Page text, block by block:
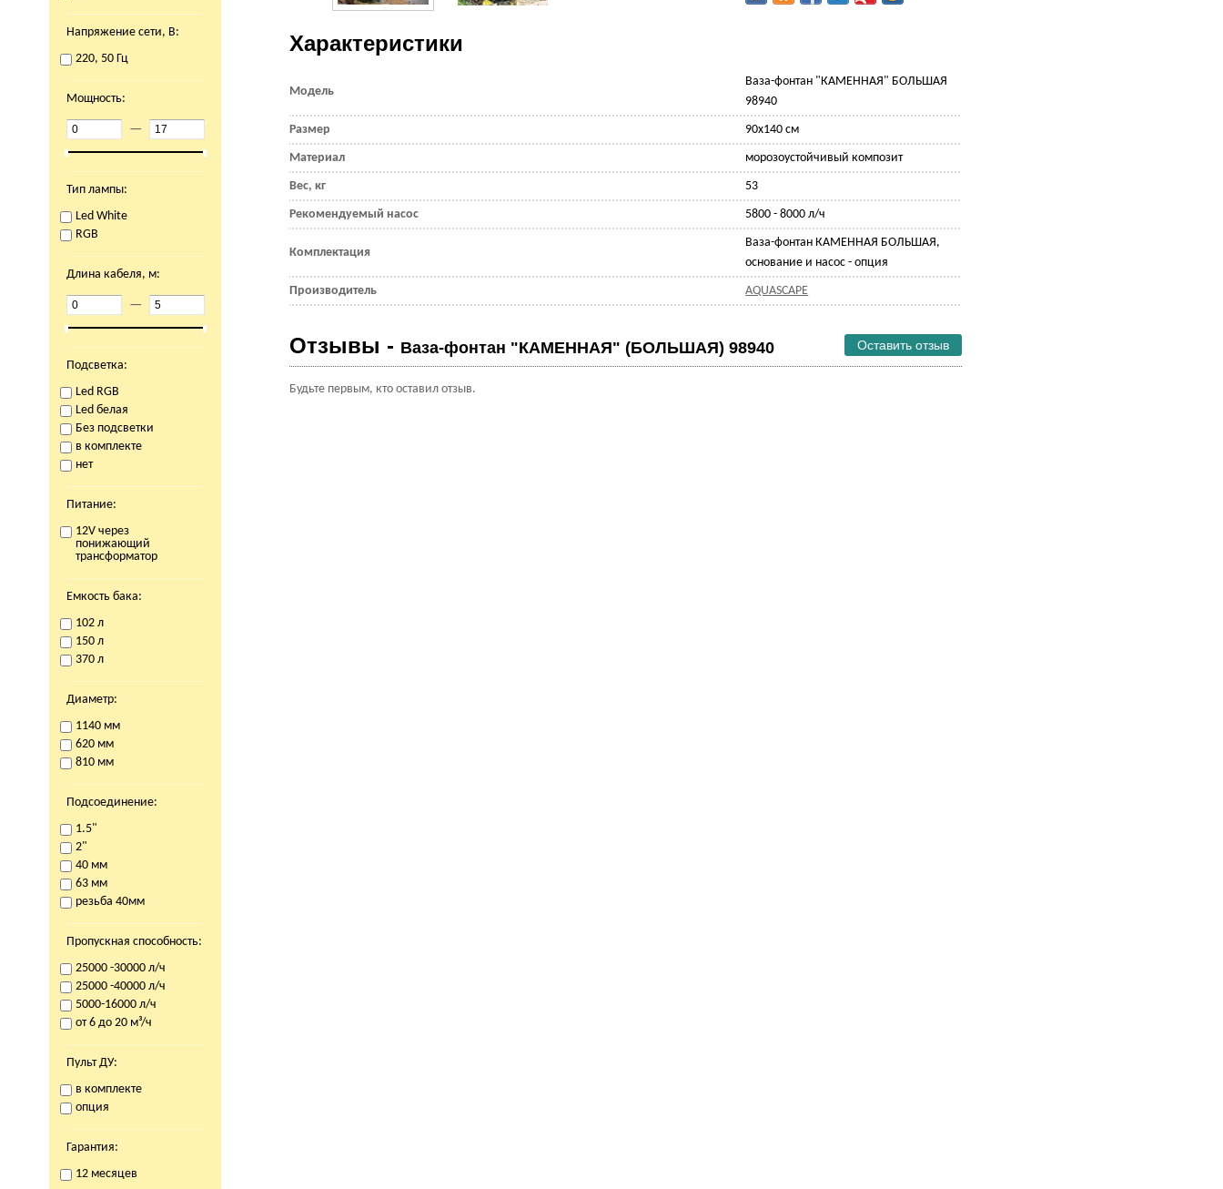
Напряжение сети, В:
220, 50 Гц
Мощность:
—
Тип лампы:
Led White
RGB
Длина кабеля, м:
—
Подсветка:
Led RGB
Led белая
Без подсветки
в комплекте
нет
Питание:
12V через
понижающий
трансформатор
Емкость бака:
102 л
150 л
370 л
Диаметр:
1140 мм
620 мм
810 мм
Подсоединение:
1.5"
2"
40 мм
63 мм
резьба 40мм
Пропускная способность:
25000 -30000 л/ч
25000 -40000 л/ч
5000-16000 л/ч
от 6 до 20 м³/ч
Пульт ДУ:
в комплекте
опция
Гарантия:
12 месяцев
Характеристики
Модель
Ваза-фонтан "КАМЕННАЯ" БОЛЬШАЯ
98940
Размер 90х140 см
Материал морозоустойчивый композит
Вес, кг 53
Рекомендуемый насос 5800 - 8000 л/ч
Комплектация
Ваза-фонтан КАМЕННАЯ БОЛЬШАЯ,
основание и насос - опция
Производитель AQUASCAPE
Отзывы - Ваза-фонтан "КАМЕННАЯ" (БОЛЬШАЯ) 98940 Оставить отзыв
Будьте первым, кто оставил отзыв.